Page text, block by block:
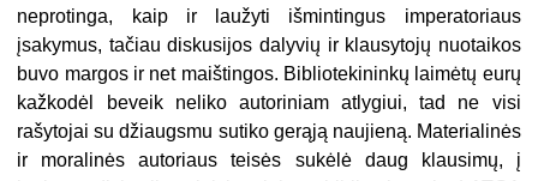
neprotinga, kaip ir laužyti išmintingus imperatoriaus
įsakymus, tačiau diskusijos dalyvių ir klausytojų nuotaikos
buvo margos ir net maištingos. Bibliotekininkų laimėtų eurų
kažkodėl beveik neliko autoriniam atlygiui, tad ne visi
rašytojai su džiaugsmu sutiko gerąją naujieną. Materialinės
ir moralinės autoriaus teisės sukėlė daug klausimų, į